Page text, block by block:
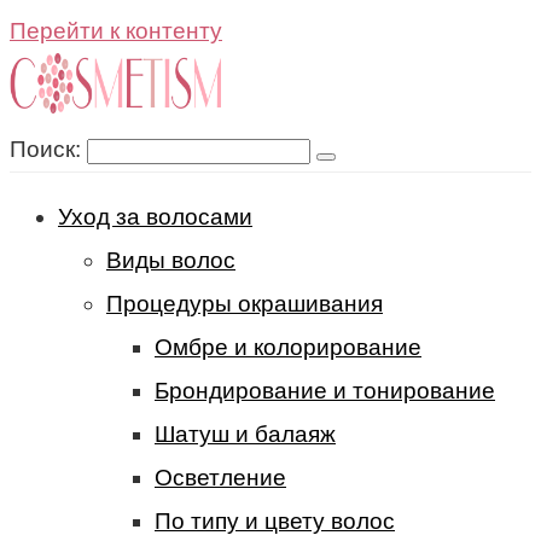
Перейти к контенту
Поиск:
Уход за волосами
Виды волос
Процедуры окрашивания
Омбре и колорирование
Брондирование и тонирование
Шатуш и балаяж
Осветление
По типу и цвету волос